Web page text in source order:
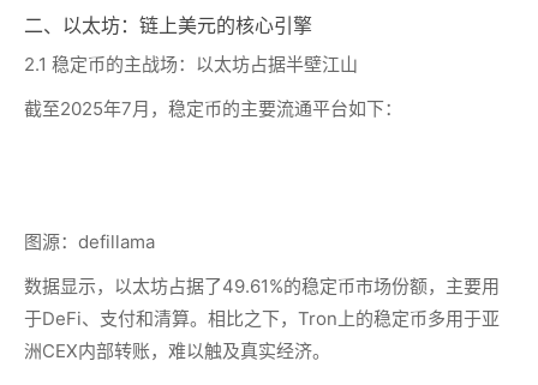
二、以太坊：链上美元的核心引擎
2.1 稳定币的主战场：以太坊占据半壁江山
截至2025年7月，稳定币的主要流通平台如下：
图源：defillama
数据显示，以太坊占据了49.61%的稳定币市场份额，主要用
于DeFi、支付和清算。相比之下，Tron上的稳定币多用于亚
洲CEX内部转账，难以触及真实经济。